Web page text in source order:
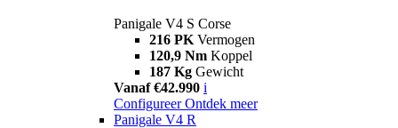
Panigale V4 S Corse
216 PK Vermogen
120,9 Nm Koppel
187 Kg Gewicht
Vanaf €42.990 i
Configureer Ontdek meer
Panigale V4 R